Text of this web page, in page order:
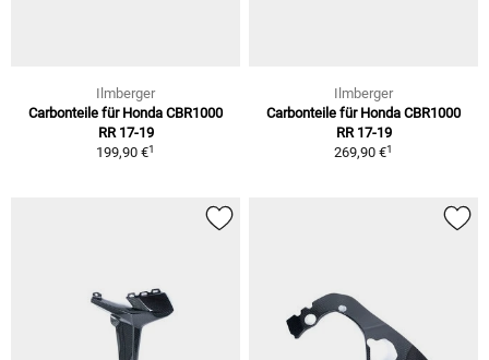
Ilmberger
Carbonteile für Honda CBR1000
RR 17-19
199,90 €1
Ilmberger
Carbonteile für Honda CBR1000
RR 17-19
269,90 €1